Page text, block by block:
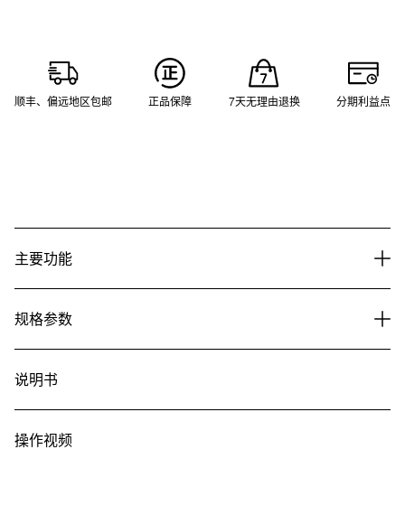
顺丰、偏远地区包邮 正品保障 7天无理由退换 分期利益点
主要功能
规格参数
说明书
操作视频